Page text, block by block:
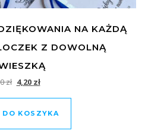
NA KAŻDĄ
Z DOWOLNĄ
zł Pierwotna cena wynosiła: 4,50 zł.
4,20 złAktualna cena wynosi: 4,20 zł.
DO KOSZYKA